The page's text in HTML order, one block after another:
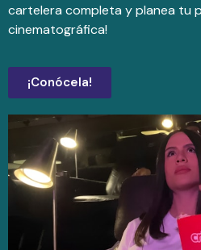
cartelera completa y planea tu
cinematográfica!
¡Conócela!